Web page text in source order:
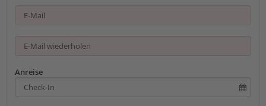
Anreise